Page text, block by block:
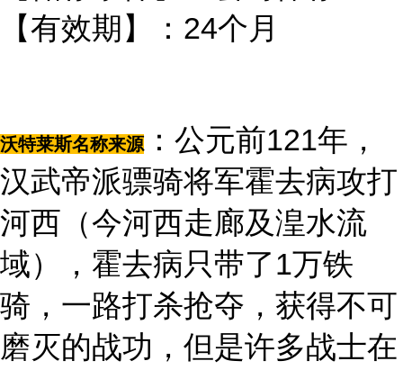
【有效期】：24个月
沃特莱斯名称来源
：公元前121年，
汉武帝派骠骑将军霍去病攻打
河西（今河西走廊及湟水流
域），霍去病只带了1万铁
骑，一路打杀抢夺，获得不可
磨灭的战功，但是许多战士在